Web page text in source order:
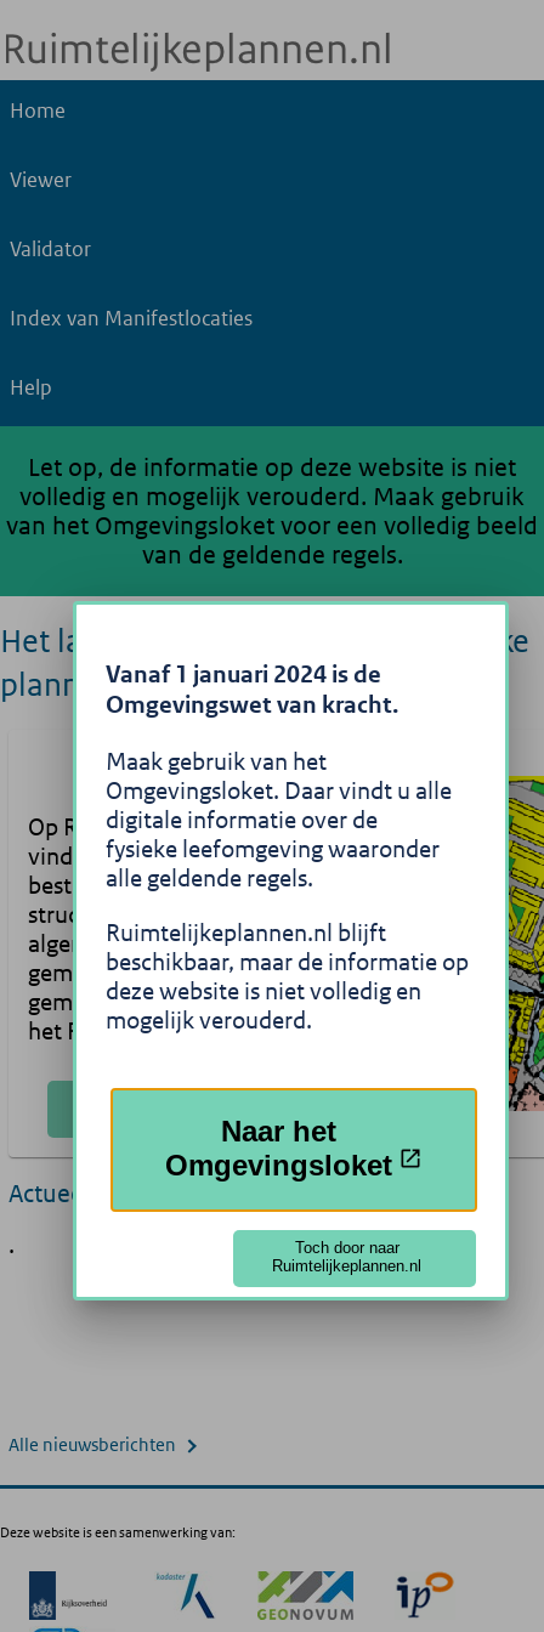
Home
Viewer
Validator
Index van Manifestlocaties
Help
Let op, de informatie op deze website is niet
volledig en mogelijk verouderd. Maak gebruik
van het Omgevingsloket voor een volledig beeld
van de geldende regels.
Het landelijke portaal voor ruimtelijke
plannen
Op Ruimtelijkeplannen.nl
vindt u
bestemmingsplannen,
structuurvisies en
algemene regels die
gemaakt zijn door
gemeentes, provincies en
het Rijk.
Actueel
.
Alle nieuwsberichten
Deze website is een samenwerking van:
Vanaf 1 januari 2024 is de
Omgevingswet van kracht.
Maak gebruik van het
Omgevingsloket. Daar vindt u alle
digitale informatie over de
fysieke leefomgeving waaronder
alle geldende regels.
Ruimtelijkeplannen.nl blijft
beschikbaar, maar de informatie op
deze website is niet volledig en
mogelijk verouderd.
Naar het
Omgevingsloket
Toch door naar
Ruimtelijkeplannen.nl